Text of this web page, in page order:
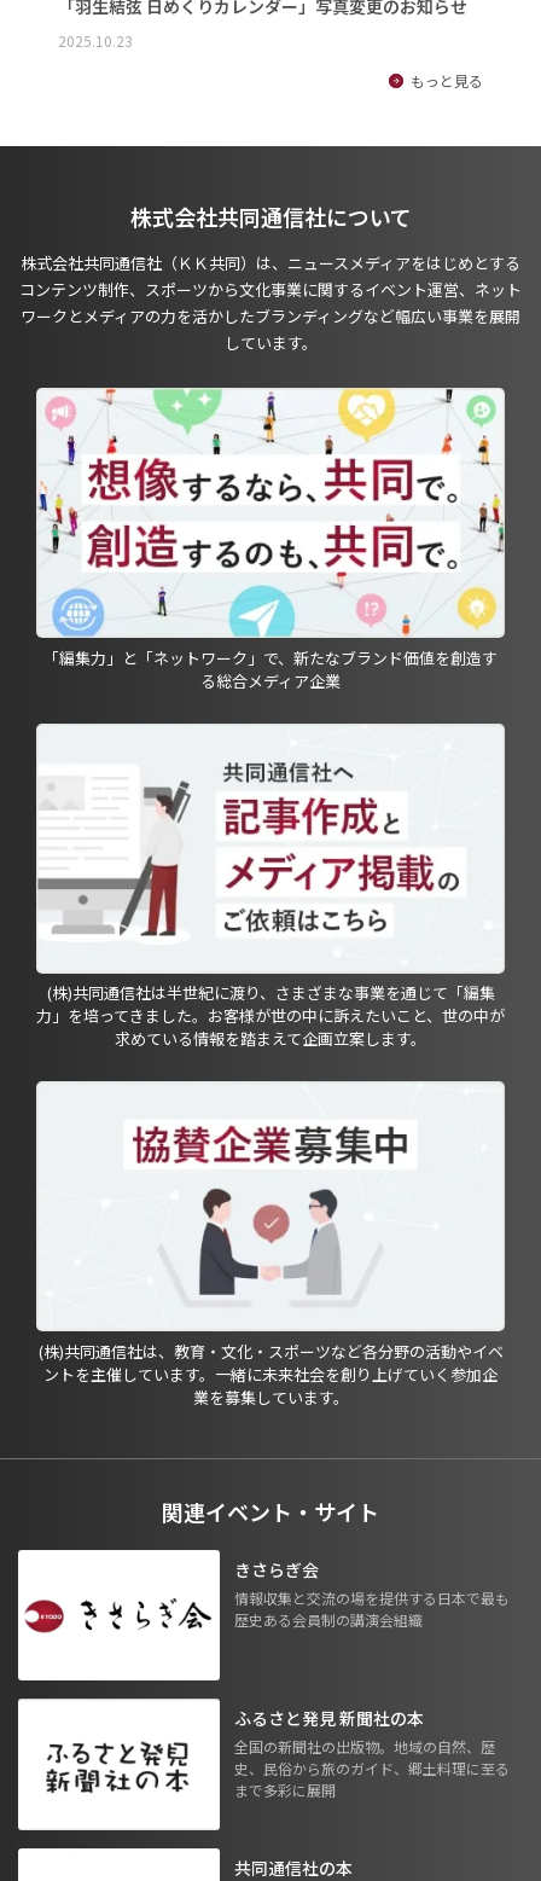
「羽生結弦 日めくりカレンダー」写真変更のお知らせ
2025.10.23
もっと見る
株式会社共同通信社について
株式会社共同通信社（ＫＫ共同）は、ニュースメディアをはじめとする
コンテンツ制作、スポーツから文化事業に関するイベント運営、ネット
ワークとメディアの力を活かしたブランディングなど幅広い事業を展開
しています。
「編集力」と「ネットワーク」で、新たなブランド価値を創造す
る総合メディア企業
(株)共同通信社は半世紀に渡り、さまざまな事業を通じて「編集
力」を培ってきました。お客様が世の中に訴えたいこと、世の中が
求めている情報を踏まえて企画立案します。
(株)共同通信社は、教育・文化・スポーツなど各分野の活動やイベ
ントを主催しています。一緒に未来社会を創り上げていく参加企
業を募集しています。
関連イベント・サイト
きさらぎ会
情報収集と交流の場を提供する日本で最も
歴史ある会員制の講演会組織
ふるさと発見 新聞社の本
全国の新聞社の出版物。地域の自然、歴
史、民俗から旅のガイド、郷土料理に至る
まで多彩に展開
共同通信社の本